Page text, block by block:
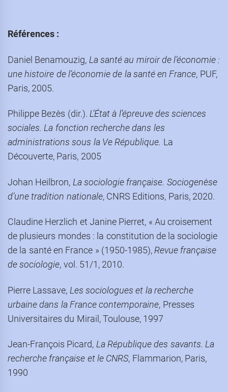
Références :
Daniel Benamouzig, La santé au miroir de l’économie :
une histoire de l’économie de la santé en France, PUF,
Paris, 2005.
Philippe Bezès (dir.). L’État à l’épreuve des sciences
sociales. La fonction recherche dans les
administrations sous la Ve République. La
Découverte, Paris, 2005
Johan Heilbron, La sociologie française. Sociogenèse
d’une tradition nationale, CNRS Editions, Paris, 2020.
Claudine Herzlich et Janine Pierret, « Au croisement
de plusieurs mondes : la constitution de la sociologie
de la santé en France » (1950-1985),Revue française
de sociologie, vol. 51/1, 2010.
Pierre Lassave, Les sociologues et la recherche
urbaine dans la France contemporaine, Presses
Universitaires du Mirail, Toulouse, 1997
Jean-François Picard, La République des savants. La
recherche française et le CNRS, Flammarion, Paris,
1990